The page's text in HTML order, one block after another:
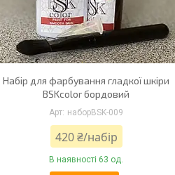
Набір для фарбування гладкої шкіри
BSKcolor бордовий
наборBSK-009
420 ₴/набір
В наявності 63 од.